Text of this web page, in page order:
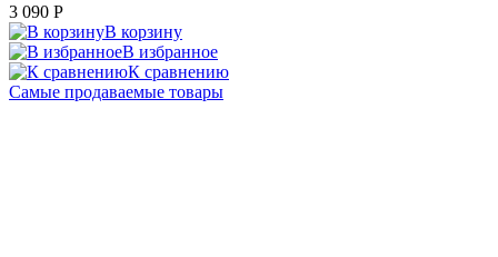
3 090 P
В корзину
В избранное
К сравнению
Самые продаваемые товары